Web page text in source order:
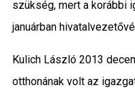
szükség, mert a korábbi
januárban
Kulich László 2013
otthonának volt az